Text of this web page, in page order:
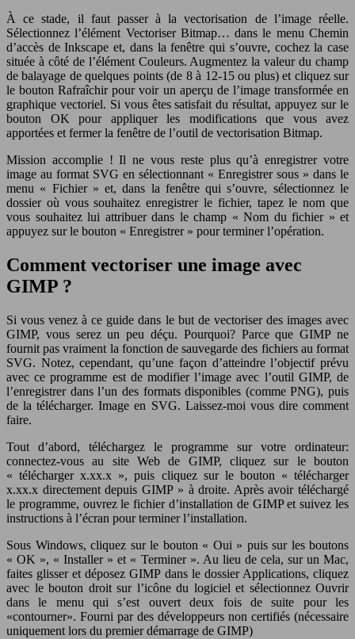
À ce stade, il faut passer à la vectorisation de l’image réelle.
Sélectionnez l’élément Vectoriser Bitmap… dans le menu Chemin
d’accès de Inkscape et, dans la fenêtre qui s’ouvre, cochez la case
située à côté de l’élément Couleurs. Augmentez la valeur du champ
de balayage de quelques points (de 8 à 12-15 ou plus) et cliquez sur
le bouton Rafraîchir pour voir un aperçu de l’image transformée en
graphique vectoriel. Si vous êtes satisfait du résultat, appuyez sur le
bouton OK pour appliquer les modifications que vous avez
apportées et fermer la fenêtre de l’outil de vectorisation Bitmap.
Mission accomplie ! Il ne vous reste plus qu’à enregistrer votre
image au format SVG en sélectionnant « Enregistrer sous » dans le
menu « Fichier » et, dans la fenêtre qui s’ouvre, sélectionnez le
dossier où vous souhaitez enregistrer le fichier, tapez le nom que
vous souhaitez lui attribuer dans le champ « Nom du fichier » et
appuyez sur le bouton « Enregistrer » pour terminer l’opération.
Comment vectoriser une image avec
GIMP ?
Si vous venez à ce guide dans le but de vectoriser des images avec
GIMP, vous serez un peu déçu. Pourquoi? Parce que GIMP ne
fournit pas vraiment la fonction de sauvegarde des fichiers au format
SVG. Notez, cependant, qu’une façon d’atteindre l’objectif prévu
avec ce programme est de modifier l’image avec l’outil GIMP, de
l’enregistrer dans l’un des formats disponibles (comme PNG), puis
de la télécharger. Image en SVG. Laissez-moi vous dire comment
faire.
Tout d’abord, téléchargez le programme sur votre ordinateur:
connectez-vous au site Web de GIMP, cliquez sur le bouton
« télécharger x.xx.x », puis cliquez sur le bouton « télécharger
x.xx.x directement depuis GIMP » à droite. Après avoir téléchargé
le programme, ouvrez le fichier d’installation de GIMP et suivez les
instructions à l’écran pour terminer l’installation.
Sous Windows, cliquez sur le bouton « Oui » puis sur les boutons
« OK », « Installer » et « Terminer ». Au lieu de cela, sur un Mac,
faites glisser et déposez GIMP dans le dossier Applications, cliquez
avec le bouton droit sur l’icône du logiciel et sélectionnez Ouvrir
dans le menu qui s’est ouvert deux fois de suite pour les
«contourner». Fourni par des développeurs non certifiés (nécessaire
uniquement lors du premier démarrage de GIMP)